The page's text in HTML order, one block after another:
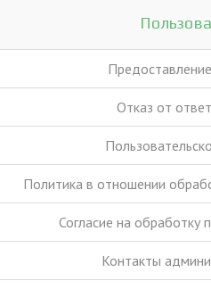
Отказ от
Политика в отношении
Согласие на обработку
Контакты